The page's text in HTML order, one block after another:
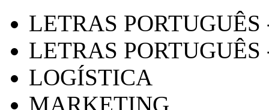
LETRAS
LETRAS PORTUGUÊS
LOGÍSTICA
MARKETING